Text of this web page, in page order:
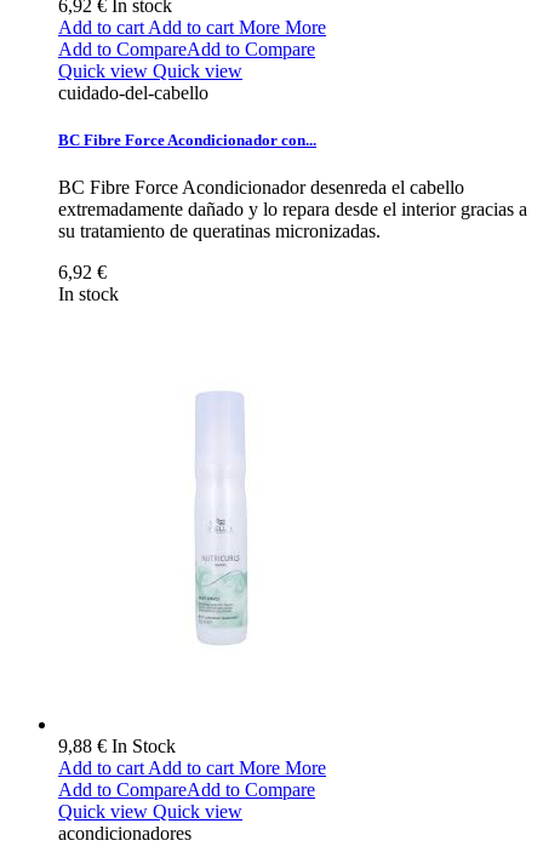
6,92 € In stock
Add to cart Add to cart More More
Add to CompareAdd to Compare
Quick view Quick view
cuidado-del-cabello
BC Fibre Force Acondicionador con...
BC Fibre Force Acondicionador desenreda el cabello
extremadamente dañado y lo repara desde el interior gracias a
su tratamiento de queratinas micronizadas.
6,92 €
In stock
9,88 € In Stock
Add to cart Add to cart More More
Add to CompareAdd to Compare
Quick view Quick view
acondicionadores